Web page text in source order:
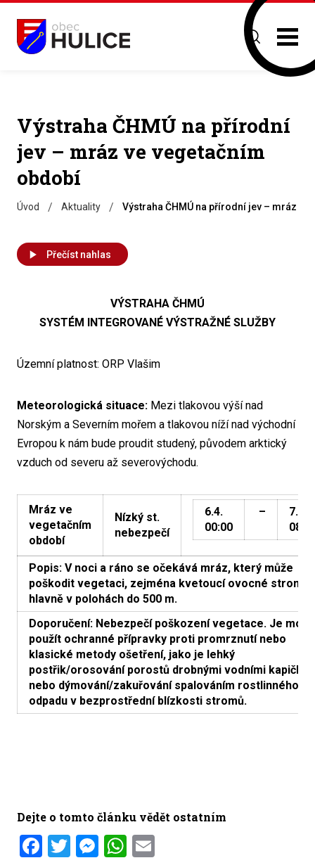
Výstraha ČHMÚ na přírodní
jev – mráz ve vegetačním
období
Úvod / Aktuality / Výstraha ČHMÚ na přírodní jev – mráz
Přečíst nahlas
VÝSTRAHA ČHMÚ
SYSTÉM INTEGROVANÉ VÝSTRAŽNÉ SLUŽBY
Územní platnost: ORP Vlašim
Meteorologická situace: Mezi tlakovou výší nad
Norským a Severním mořem a tlakovou níží nad východní
Evropou k nám bude proudit studený, původem arktický
vzduch od severu až severovýchodu.
Mráz ve
vegetačním
období
Nízký st.
nebezpečí
6.4.
00:00
–
7.4.
Popis: V noci a ráno se očekává mráz, který může
poškodit vegetaci, zejména kvetoucí ovocné stromy
hlavně v polohách do 500 m.
Doporučení: Nebezpečí poškození vegetace. Je
použít ochranné přípravky proti promrznutí nebo
klasické metody ošetření, jako je lehký
postřik/orosování porostů drobnými vodními
nebo dýmování/zakuřování spalováním rostlinného
odpadu v bezprostřední blízkosti stromů.
Dejte o tomto článku vědět ostatním
Facebook
Twitter
Messenger
WhatsApp